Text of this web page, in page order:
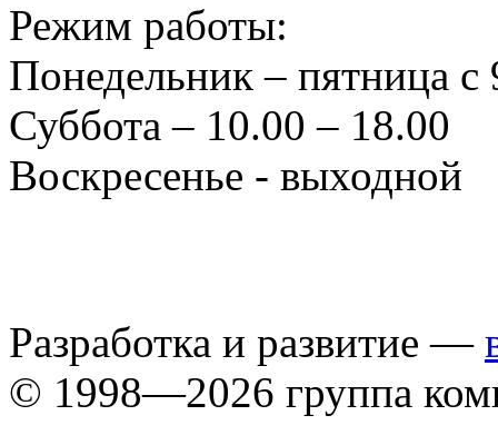
Режим работы:
Понедельник – пятница с
Суббота – 10.00 – 18.00
Воскресенье - выходной
Разработка и развитие —
© 1998—2026 группа